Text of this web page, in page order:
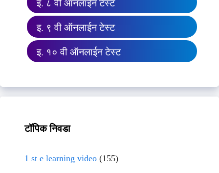
इ. ८ वी ऑनलाईन टेस्ट
इ. ९ वी ऑनलाईन टेस्ट
इ. १० वी ऑनलाईन टेस्ट
टॉपिक निवडा
1 st e learning video (155)